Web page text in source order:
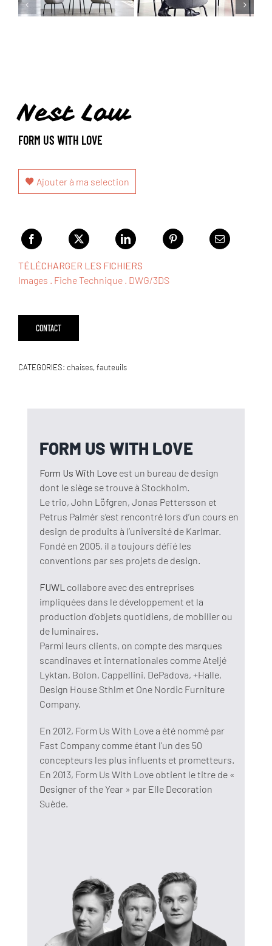
Nest Low
FORM US WITH LOVE
Ajouter à ma selection
TÉLÉCHARGER LES FICHIERS
Images . Fiche Technique. DWG/3DS
CONTACT
CATEGORIES: chaises,fauteuils
FORM US WITH LOVE
Form Us With Loveest un bureau de design
dont le siège se trouve à Stockholm.
Le trio, John Löfgren, Jonas Pettersson et
Petrus Palmér s’est rencontré lors d’un cours en
design de produits à l’université de Karlmar.
Fondé en 2005, il a toujours défié les
conventions par ses projets de design.
FUWL collabore avec des entreprises
impliquées dans le développement et la
production d’objets quotidiens, de mobilier ou
de luminaires.
Parmi leurs clients, on compte des marques
scandinaves et internationales comme Ateljé
Lyktan, Bolon, Cappellini, DePadova, +Halle,
Design House Sthlm et One Nordic Furniture
Company.
En 2012, Form Us With Love a été nommé par
Fast Company comme étant l’un des 50
concepteurs les plus influents et prometteurs.
En 2013, Form Us With Love obtient le titre de «
Designer of the Year » par Elle Decoration
Suède.